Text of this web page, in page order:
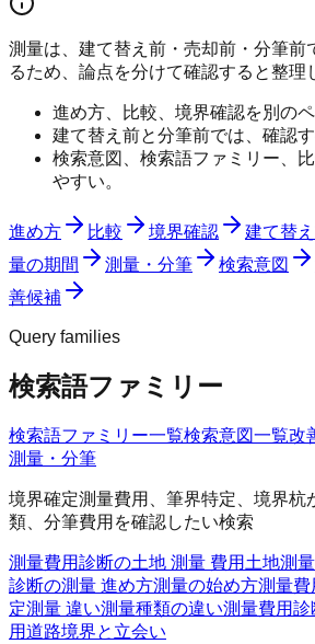
測量は、建て替え前・売却前・分筆前
るため、論点を分けて確認すると整理
進め方、比較、境界確認を別のペ
建て替え前と分筆前では、確認
検索意図、検索語ファミリー、
やすい。
進め方 比較 境界確認 建て替
量の期間
測量・分筆 検索意図
善候補
Query families
検索語ファミリー
検索語ファミリー一覧検索意図一覧改
測量・分筆
境界確定測量費用、筆界特定、境界杭
類、分筆費用を確認したい検索
測量費用診断の土地 測量 費用土地測
診断の測量 進め方測量の始め方測量費
定測量 違い測量種類の違い測量費用
用道路境界と立会い